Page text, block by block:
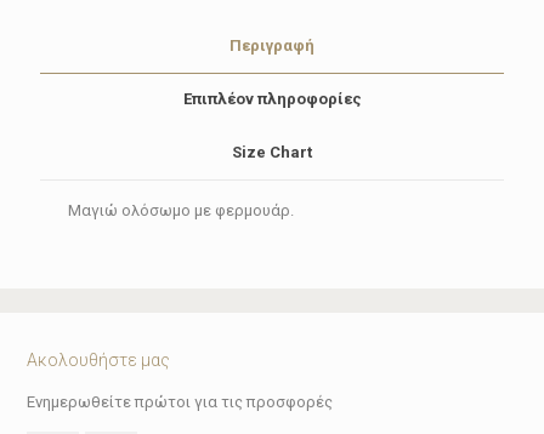
Περιγραφή
Επιπλέον πληροφορίες
Size Chart
Μαγιώ ολόσωμο με φερμουάρ.
Ακολουθήστε μας
Ενημερωθείτε πρώτοι για τις προσφορές